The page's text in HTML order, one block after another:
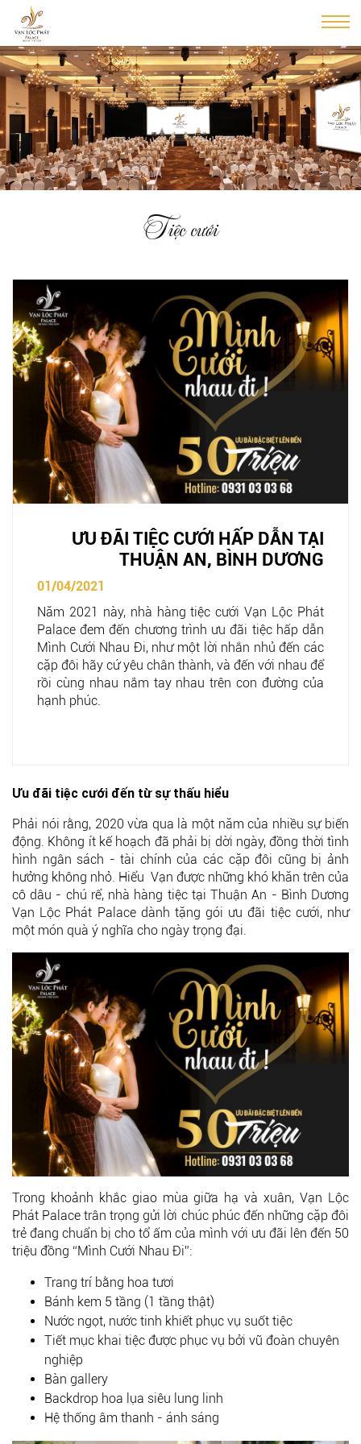
Tiệc cưới
ƯU ĐÃI TIỆC CƯỚI HẤP DẪN TẠI
THUẬN AN, BÌNH DƯƠNG
01/04/2021
Năm 2021 này, nhà hàng tiệc cưới Vạn Lộc Phát
Palace đem đến chương trình ưu đãi tiệc hấp dẫn
Mình Cưới Nhau Đi, như một lời nhắn nhủ đến các
cặp đôi hãy cứ yêu chân thành, và đến với nhau để
rồi cùng nhau nắm tay nhau trên con đường của
hạnh phúc.
Ưu đãi tiệc cưới đến từ sự thấu hiểu
Phải nói rằng, 2020 vừa qua là một năm của nhiều sự biến
động. Không ít kế hoạch đã phải bị dời ngày, đồng thời tình
hình ngân sách - tài chính của các cặp đôi cũng bị ảnh
hưởng không nhỏ. Hiểu Vạn được những khó khăn trên của
cô dâu - chú rể, nhà hàng tiệc tại Thuận An - Bình Dương
Vạn Lộc Phát Palace dành tặng gói ưu đãi tiệc cưới, như
một món quà ý nghĩa cho ngày trọng đại.
Trong khoảnh khắc giao mùa giữa hạ và xuân, Vạn Lộc
Phát Palace trân trọng gửi lời chúc phúc đến những cặp đôi
trẻ đang chuẩn bị cho tổ ấm của mình với ưu đãi lên đến 50
triệu đồng “Mình Cưới Nhau Đi”:
Trang trí bằng hoa tươi
Bánh kem 5 tầng (1 tầng thật)
Nước ngọt, nước tinh khiết phục vụ suốt tiệc
Tiết mục khai tiệc được phục vụ bởi vũ đoàn chuyên
nghiệp
Bàn gallery
Backdrop hoa lụa siêu lung linh
Hệ thống âm thanh - ánh sáng